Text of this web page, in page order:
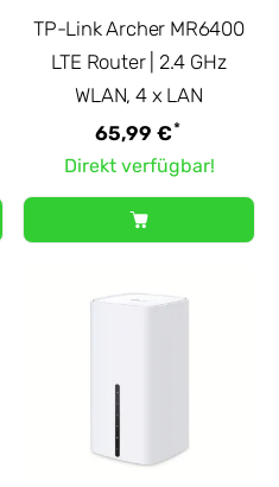
TP-Link Archer MR6400
LTE Router | 2.4 GHz
WLAN, 4 x LAN
65,99 €*
Direkt verfügbar!